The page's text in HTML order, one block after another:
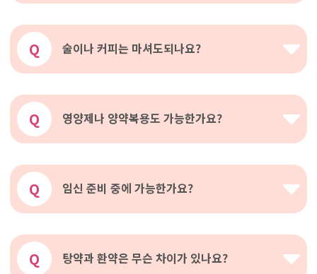
Q 술이나 커피는 마셔도되나요?
Q 영양제나 양약복용도 가능한가요?
Q 임신 준비 중에 가능한가요?
Q 탕약과 환약은 무슨 차이가 있나요?